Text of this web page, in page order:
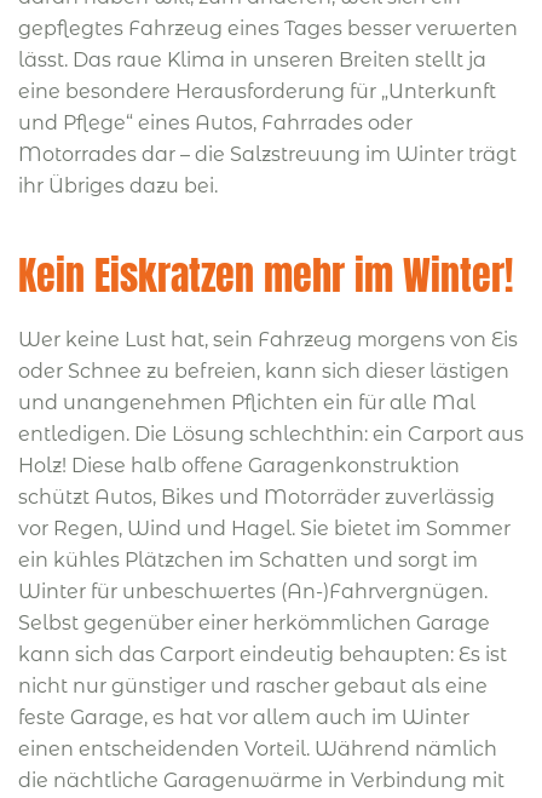
gepflegtes Fahrzeug eines Tages besser verwerten
lässt. Das raue Klima in unseren Breiten stellt ja
eine besondere Herausforderung für „Unterkunft
und Pflege“ eines Autos, Fahrrades oder
Motorrades dar – die Salzstreuung im Winter trägt
ihr Übriges dazu bei.
Kein Eiskratzen mehr im Winter!
Wer keine Lust hat, sein Fahrzeug morgens von Eis
oder Schnee zu befreien, kann sich dieser lästigen
und unangenehmen Pflichten ein für alle Mal
entledigen. Die Lösung schlechthin: ein Carport aus
Holz! Diese halb offene Garagenkonstruktion
schützt Autos, Bikes und Motorräder zuverlässig
vor Regen, Wind und Hagel. Sie bietet im Sommer
ein kühles Plätzchen im Schatten und sorgt im
Winter für unbeschwertes (An-)Fahrvergnügen.
Selbst gegenüber einer herkömmlichen Garage
kann sich das Carport eindeutig behaupten: Es ist
nicht nur günstiger und rascher gebaut als eine
feste Garage, es hat vor allem auch im Winter
einen entscheidenden Vorteil. Während nämlich
die nächtliche Garagenwärme in Verbindung mit